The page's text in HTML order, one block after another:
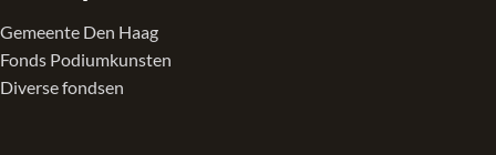
Gemeente Den Haag
Fonds Podiumkunsten
Diverse fondsen